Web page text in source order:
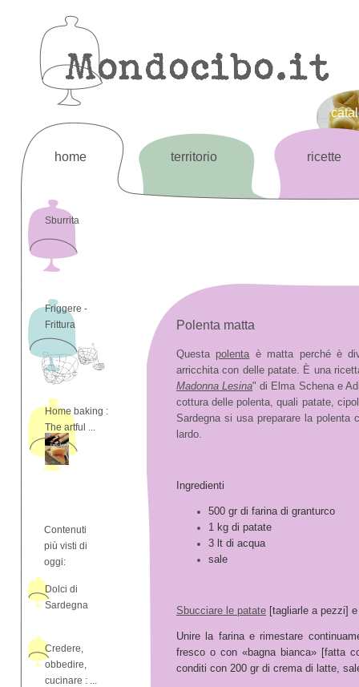
home territorio ricette
Sburrita
Friggere -
Frittura
Home baking :
The artful ...
Contenuti
più visti di
oggi:
Dolci di
Sardegna
Credere,
obbedire,
cucinare : ...
Polenta matta
Questa polentaè matta perché è
arricchita con delle patate. È una
Madonna Lesina" di Elma Schena e
cottura delle polenta, quali patate,
Sardegna si usa preparare la
lardo.
Ingredienti
500 gr di farina di granturco
1 kg di patate
3 lt di acqua
sale
Sbucciare le patate [tagliarle a pezzi]
Unire la farina e rimestare
fresco o con «bagna bianca» [fatta
conditi con 200 gr di crema di latte,